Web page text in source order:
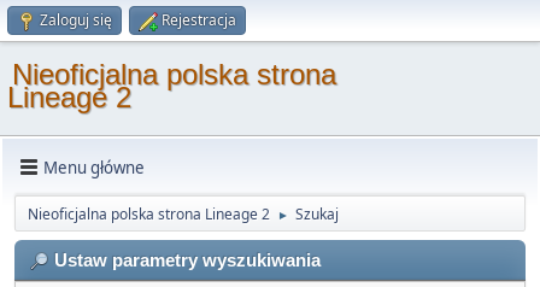
Zaloguj się Rejestracja
Nieoficjalna polska strona
Lineage 2
Menu główne
Nieoficjalna polska strona Lineage 2 ► Szukaj
Ustaw parametry wyszukiwania